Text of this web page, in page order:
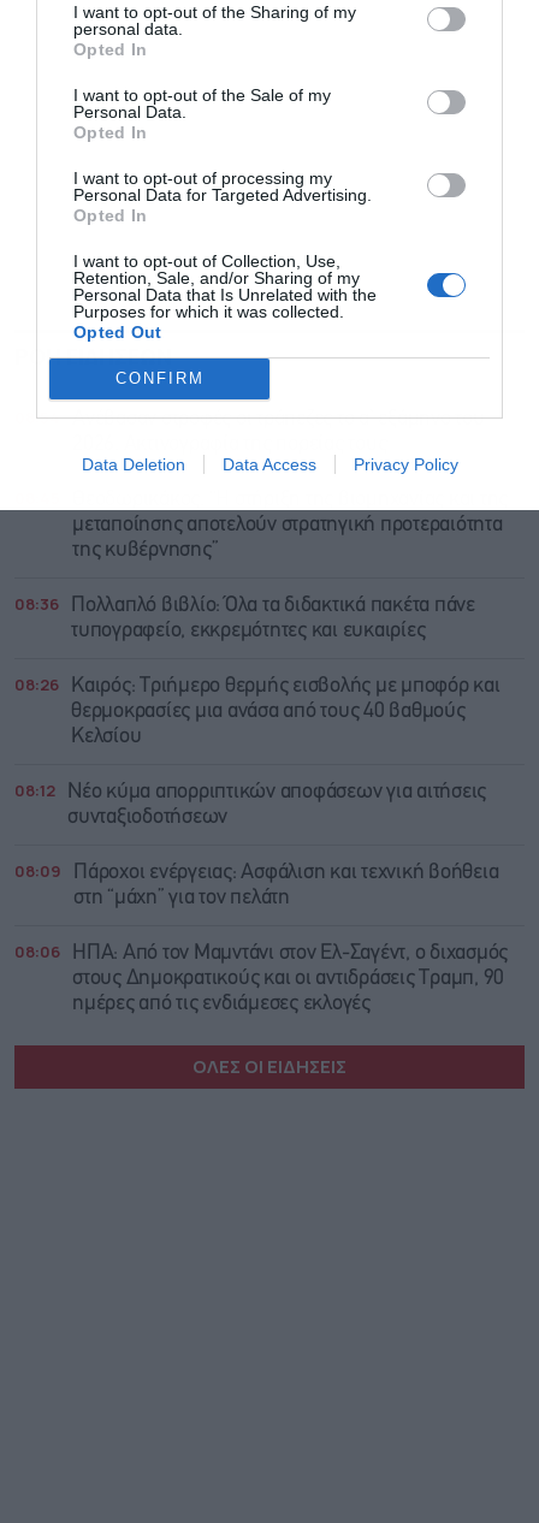
I want to opt-out of the Sharing of my
personal data.
Opted In
I want to opt-out of the Sale of my
Personal Data.
Opted In
I want to opt-out of processing my
Personal Data for Targeted Advertising.
Opted In
I want to opt-out of Collection, Use,
Retention, Sale, and/or Sharing of my
Personal Data that Is Unrelated with the
Purposes for which it was collected.
Opted Out
CONFIRM
Data Deletion Data Access Privacy Policy
ΡΟΗ ΕΙΔΗΣΕΩΝ ΔΗΜΟΦΙΛΗ
08:54 Ανέβασαν στροφές οι τράπεζες το α’ εξάμηνο του
μεταποίησης αποτελούν στρατηγική προτεραιότητα
της κυβέρνησης”
08:36
Πολλαπλό βιβλίο: Όλα τα διδακτικά πακέτα πάνε
τυπογραφείο, εκκρεμότητες και ευκαιρίες
08:26
Καιρός: Τριήμερο θερμής εισβολής με μποφόρ και
θερμοκρασίες μια ανάσα από τους 40 βαθμούς
Κελσίου
08:12
Νέο κύμα απορριπτικών αποφάσεων για αιτήσεις
συνταξιοδοτήσεων
08:09
Πάροχοι ενέργειας: Ασφάλιση και τεχνική βοήθεια
στη “μάχη” για τον πελάτη
08:06
ΗΠΑ: Από τον Μαμντάνι στον Ελ-Σαγέντ, ο διχασμός
στους Δημοκρατικούς και οι αντιδράσεις Τραμπ, 90
ημέρες από τις ενδιάμεσες εκλογές
ΟΛΕΣ ΟΙ ΕΙΔΗΣΕΙΣ